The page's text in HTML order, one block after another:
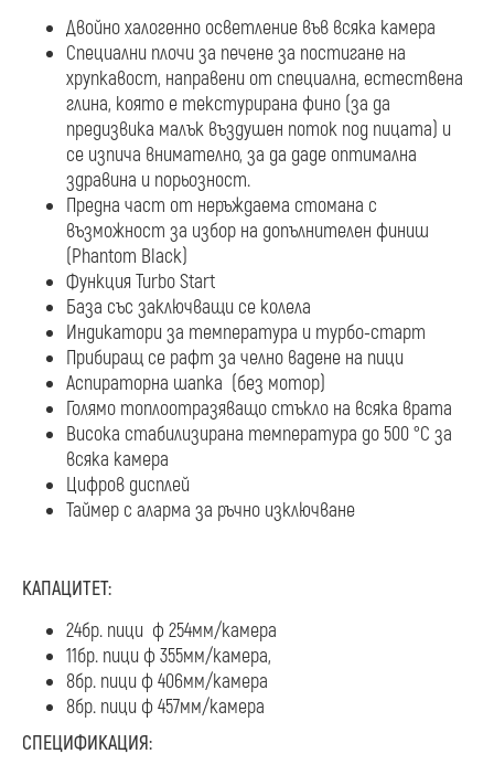
Двойно халогенно осветление във всяка камера
Специални плочи за печене за постигане на
хрупкавост, направени от специална, естествена
глина, която е текстурирана фино (за да
предизвика малък въздушен поток под пицата) и
се изпича внимателно, за да даде оптимална
здравина и порьозност.
Предна част от неръждаема стомана с
възможност за избор на допълнителен финиш
(Phantom Black)
Функция Turbo Start
База със заключващи се колела
Индикатори за температура и турбо-старт
Прибиращ се рафт за челно вадене на пици
Аспираторна шапка (без мотор)
Голямо топлоотразяващо стъкло на всяка врата
Висока стабилизирана температура до 500 °C за
всяка камера
Цифров дисплей
Таймер с аларма за ръчно изключване
КАПАЦИТЕТ:
24бр. пици ф 254мм/камера
11бр. пици ф 355мм/камера,
8бр. пици ф 406мм/камера
8бр. пици ф 457мм/камера
СПЕЦИФИКАЦИЯ: